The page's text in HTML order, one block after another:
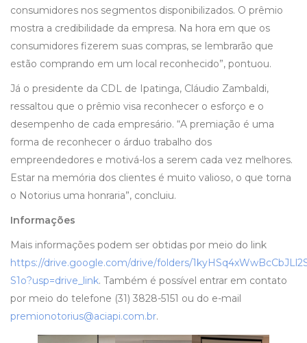
consumidores nos segmentos disponibilizados. O prêmio
mostra a credibilidade da empresa. Na hora em que os
consumidores fizerem suas compras, se lembrarão que
estão comprando em um local reconhecido”, pontuou.
Já o presidente da CDL de Ipatinga, Cláudio Zambaldi,
ressaltou que o prêmio visa reconhecer o esforço e o
desempenho de cada empresário. “A premiação é uma
forma de reconhecer o árduo trabalho dos
empreendedores e motivá-los a serem cada vez melhores.
Estar na memória dos clientes é muito valioso, o que torna
o Notorius uma honraria”, concluiu.
Informações
Mais informações podem ser obtidas por meio do link
https://drive.google.com/drive/folders/
S1o?usp=drive_link. Também é possível entrar em contato
por meio do telefone (31) 3828-5151 ou do e-mail
premionotorius@aciapi.com.br.